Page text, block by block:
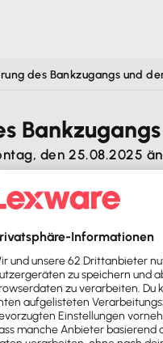
des Bankzugangs und
den 25.08.2025
aktualisiert wird:
faq/